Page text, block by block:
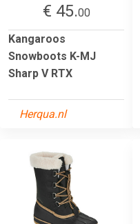
€ 45.00
Kangaroos
Snowboots K-MJ
Sharp V RTX
Herqua.nl